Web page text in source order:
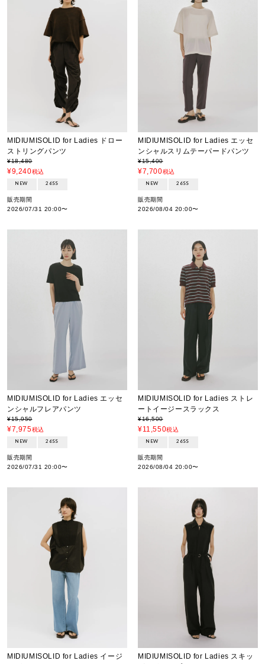
MIDIUMISOLID for Ladies ドロー
ストリングパンツ
¥18,480
¥9,240税込
NEW 26SS
販売期間
2026/07/31 20:00〜
MIDIUMISOLID for Ladies エッセ
ンシャルスリムテーパードパンツ
¥15,400
¥7,700税込
NEW 26SS
販売期間
2026/08/04 20:00〜
MIDIUMISOLID for Ladies エッセ
ンシャルフレアパンツ
¥15,950
¥7,975税込
NEW 26SS
販売期間
2026/07/31 20:00〜
MIDIUMISOLID for Ladies ストレ
ートイージースラックス
¥16,500
¥11,550税込
NEW 26SS
販売期間
2026/08/04 20:00〜
MIDIUMISOLID for Ladies イージ
MIDIUMISOLID for Ladies スキッ